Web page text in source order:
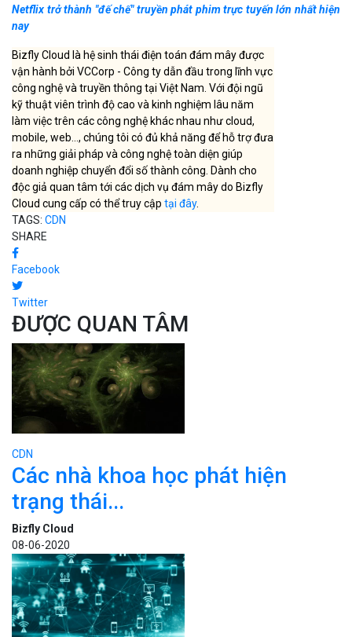
Netflix trở thành "đế chế" truyền phát phim trực tuyến lớn nhất hiện
nay
Bizfly Cloud là hệ sinh thái điện toán đám mây được
vận hành bởi VCCorp - Công ty dẫn đầu trong lĩnh vực
công nghệ và truyền thông tại Việt Nam. Với đội ngũ
kỹ thuật viên trình độ cao và kinh nghiệm lâu năm
làm việc trên các công nghệ khác nhau như cloud,
mobile, web..., chúng tôi có đủ khả năng để hỗ trợ đưa
ra những giải pháp và công nghệ toàn diện giúp
doanh nghiệp chuyển đổi số thành công. Dành cho
độc giả quan tâm tới các dịch vụ đám mây do Bizfly
Cloud cung cấp có thể truy cập tại đây.
TAGS: CDN
SHARE
Facebook
Twitter
ĐƯỢC QUAN TÂM
CDN
Các nhà khoa học phát hiện
trạng thái...
Bizfly Cloud
08-06-2020